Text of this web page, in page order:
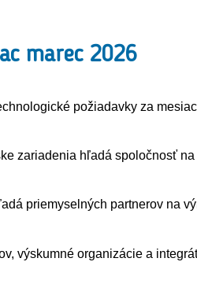
marec 2026
požiadavky za
zariadenia hľadá spoločnosť
priemyselných partnerov na
výskumné organizácie a